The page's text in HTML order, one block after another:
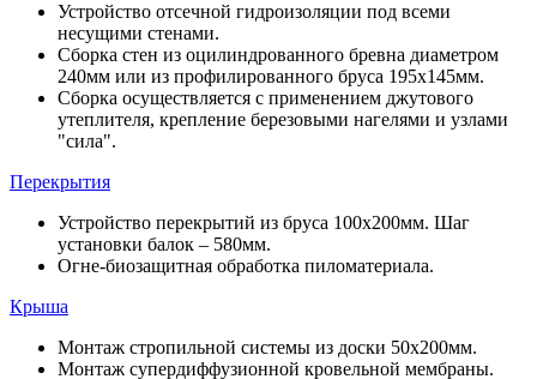
Устройство отсечной гидроизоляции под всеми
несущими стенами.
Сборка стен из оцилиндрованного бревна диаметром
240мм или из профилированного бруса 195х145мм.
Сборка осуществляется с применением джутового
утеплителя, крепление березовыми нагелями и узлами
"сила".
Перекрытия
Устройство перекрытий из бруса 100х200мм. Шаг
установки балок – 580мм.
Огне-биозащитная обработка пиломатериала.
Крыша
Монтаж стропильной системы из доски 50х200мм.
Монтаж супердиффузионной кровельной мембраны.